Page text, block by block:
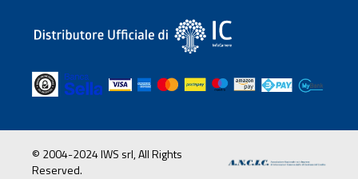
© 2004-2024 IWS srl, All Rights
Reserved.